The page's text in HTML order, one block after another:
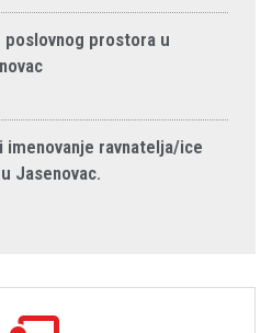
poslovnog prostora u
imenovanje ravnatelja/ice
Jasenovac.